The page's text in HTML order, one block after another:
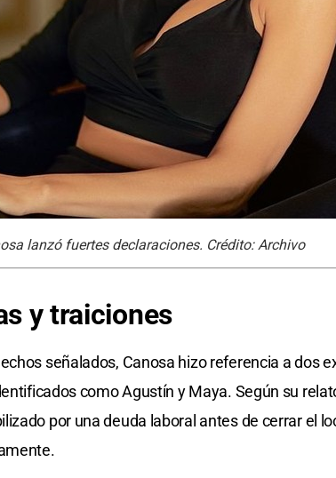
lanzó fuertes declaraciones. Crédito: Archivo
y traiciones
señalados, Canosa hizo referencia a dos
como Agustín y Maya. Según su
por una deuda laboral antes de cerrar el